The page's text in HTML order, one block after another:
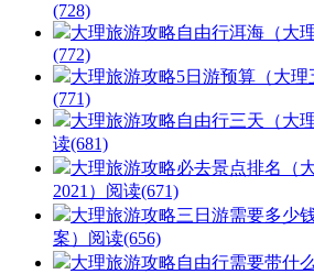
(728)
大理旅游攻略自由行洱海（大
(772)
大理旅游攻略5日游预算（大理
(771)
大理旅游攻略自由行三天（大
读(681)
大理旅游攻略必去景点排名（
2021） 阅读(671)
大理旅游攻略三日游需要多少
案） 阅读(656)
大理旅游攻略自由行需要带什